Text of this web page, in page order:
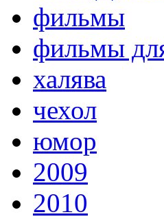
фильмы
фильмы
халява
чехол
юмор
2009
2010